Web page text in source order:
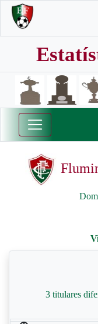
3 titulares